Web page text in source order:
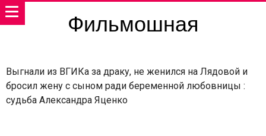
Фильмошная
Выгнали из ВГИКа за драку, не женился на Лядовой и
бросил жену с сыном ради беременной любовницы :
судьба Александра Яценко